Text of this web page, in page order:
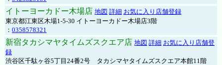
イトーヨーカドー木場店 地図 詳細 お気に入り店舗登録
東京都江東区木場1-5-30 イトーヨーカドー木場店3階
： 0358578321
新宿タカシマヤタイムズスクエア店 地図 詳細 お気に入り店舗登
録
渋谷区千駄ヶ谷5丁目24番2号 タカシマヤタイムズスクエア本館11階